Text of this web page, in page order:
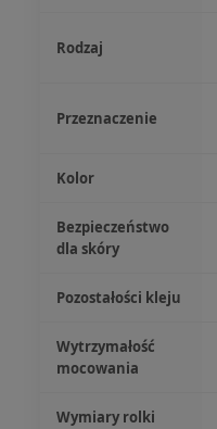
Rodzaj
Przeznaczenie
Kolor
Bezpieczeństwo
dla skóry
Pozostałości kleju
Wytrzymałość
mocowania
Wymiary rolki